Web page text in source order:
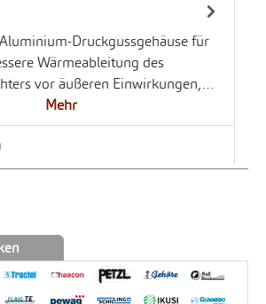
Druckgussgehäuse für
Wärmeableitung des
vor äußeren Einwirkungen,…
Mehr